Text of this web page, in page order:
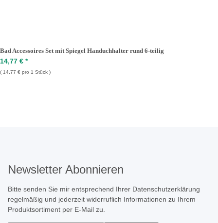
Bad Accessoires Set mit Spiegel Handuchhalter rund 6-teilig
14,77 € *
14,77 € pro 1 Stück
Newsletter Abonnieren
Bitte senden Sie mir entsprechend Ihrer Datenschutzerklärung
regelmäßig und jederzeit widerruflich Informationen zu Ihrem
Produktsortiment per E-Mail zu.